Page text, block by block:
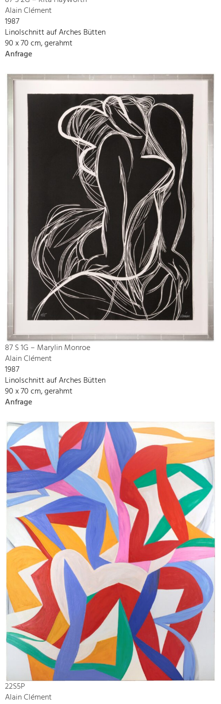
Alain Clément
1987
Linolschnitt auf Arches Bütten
90 x 70 cm, gerahmt
Anfrage
87 S 1G – Marylin Monroe
Alain Clément
1987
Linolschnitt auf Arches Bütten
90 x 70 cm, gerahmt
Anfrage
22S5P
Alain Clément